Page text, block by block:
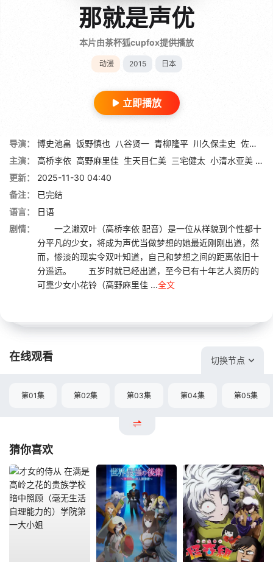
那就是声优
本片由茶杯狐cupfox提供播放
动漫 2015 日本
立即播放
导演： 博史池畠 饭野慎也 八谷贤一 青柳隆平 川久保圭史 佐佐木纯人
主演：
高桥李依 高野麻里佳 生天目仁美 三宅健太 小清水亚美 佐
更新：
2025-11-30 04:40
备注：
已完结
语言：
日语
剧情：
一之濑双叶（高桥李依 配音）是一位从样貌到个性都十
分平凡的少女，将成为声优当做梦想的她最近刚刚出道，然
而，惨淡的现实令双叶知道，自己和梦想之间的距离依旧十
分遥远。 五岁时就已经出道，至今已有十年艺人资历的
可靠少女小花铃（高野麻里佳 ...全文
在线观看 切换节点
第01集 第02集 第03集 第04集 第05集
猜你喜欢